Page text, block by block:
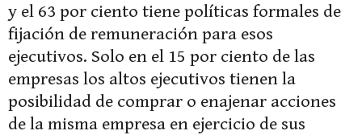
y el 63 por ciento tiene políticas formales de
fijación de remuneración para esos
ejecutivos. Solo en el 15 por ciento de las
empresas los altos ejecutivos tienen la
posibilidad de comprar o enajenar acciones
de la misma empresa en ejercicio de sus